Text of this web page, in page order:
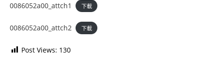
0086052a00_attch1 下載
0086052a00_attch2 下載
Post Views: 130